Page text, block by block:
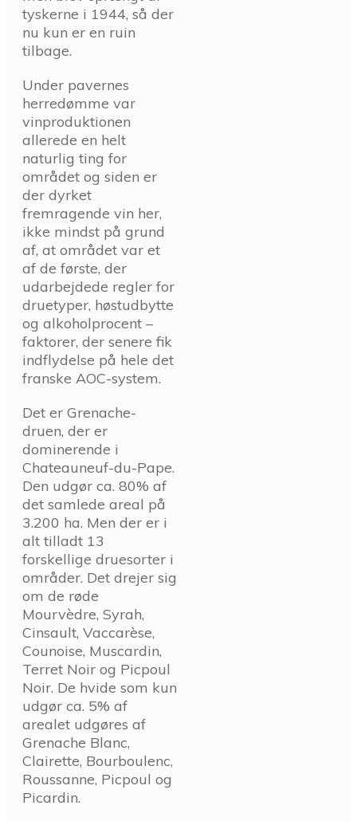
tyskerne i 1944, så der
nu kun er en ruin
tilbage.
Under pavernes
herredømme var
vinproduktionen
allerede en helt
naturlig ting for
området og siden er
der dyrket
fremragende vin her,
ikke mindst på grund
af, at området var et
af de første, der
udarbejdede regler for
druetyper, høstudbytte
og alkoholprocent –
faktorer, der senere fik
indflydelse på hele det
franske AOC-system.
Det er Grenache-
druen, der er
dominerende i
Chateauneuf-du-Pape.
Den udgør ca. 80% af
det samlede areal på
3.200 ha. Men der er i
alt tilladt 13
forskellige druesorter i
områder. Det drejer sig
om de røde
Mourvèdre, Syrah,
Cinsault, Vaccarèse,
Counoise, Muscardin,
Terret Noir og Picpoul
Noir. De hvide som kun
udgør ca. 5% af
arealet udgøres af
Grenache Blanc,
Clairette, Bourboulenc,
Roussanne, Picpoul og
Picardin.